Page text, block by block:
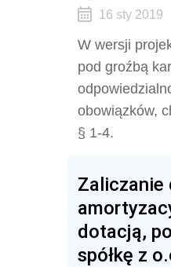
16 sty 2019
W wersji
pod groźbą
obowiązków,
§ 1-4.
Zaliczanie
dotacją,
spółkę z